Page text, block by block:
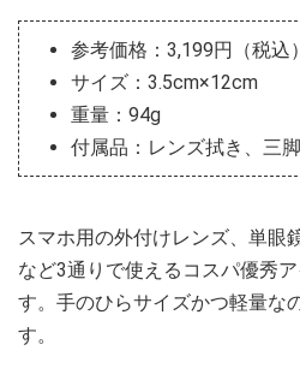
参考価格：3,199円（税込）
サイズ：3.5cm×12cm
重量：94g
付属品：レンズ拭き、三
スマホ用の外付けレンズ、単眼
など3通りで使えるコスパ優秀
す。手のひらサイズかつ軽量な
す。